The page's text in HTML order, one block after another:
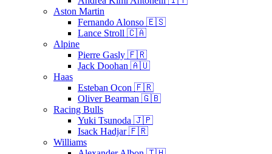
Aston Martin
Fernando Alonso 🇪🇸
Lance Stroll 🇨🇦
Alpine
Pierre Gasly 🇫🇷
Jack Doohan 🇦🇺
Haas
Esteban Ocon 🇫🇷
Oliver Bearman 🇬🇧
Racing Bulls
Yuki Tsunoda 🇯🇵
Isack Hadjar 🇫🇷
Williams